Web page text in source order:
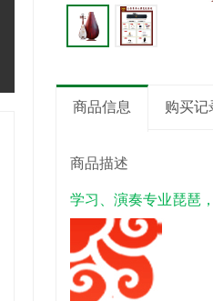
商品信息 购买记
商品描述
学习、演奏专业琵琶